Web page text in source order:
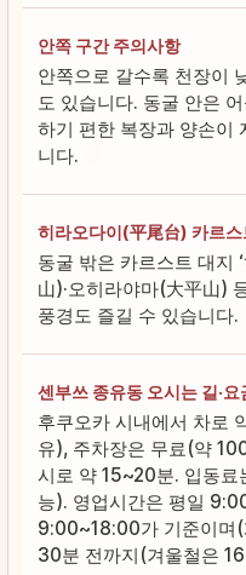
안쪽 구간 주의사항
안쪽으로 갈수록 천장이
도 있습니다. 동굴 안은
하기 편한 복장과 양손이
니다.
히라오다이(平尾台) 카르스
동굴 밖은 카르스트 대지
山)·오히라야마(大平山)
풍경도 즐길 수 있습니다.
센부쓰 종유동 오시는 길·요
후쿠오카 시내에서 차로
유), 주차장은 무료(약
시로 약 15~20분. 입동
능). 영업시간은 평일
9:00~18:00가 기준이며(
30분 전까지(겨울철은